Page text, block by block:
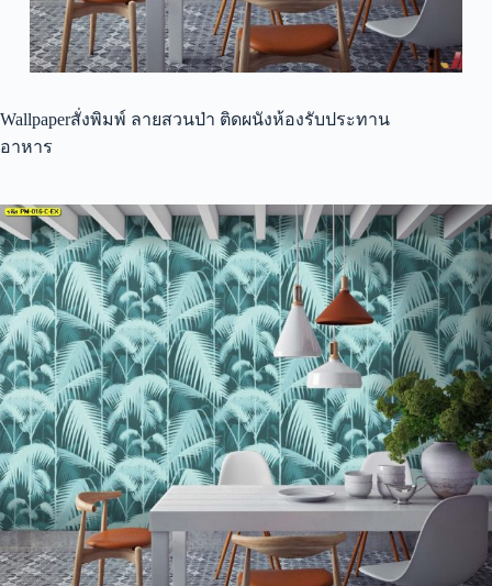
Wallpaperสั่งพิมพ์ ลายสวนป่า ติดผนังห้องรับประทาน
อาหาร